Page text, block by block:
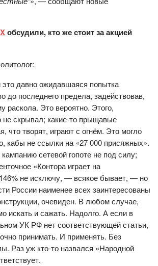
обсудили, кто же стоит за акцией
это давно ожидавшаяся попытка
до последнего предела, задействовав,
раскола. Это вероятно. Этого,
не скрывал; какие-то прыщавые
что творят, играют с огнём. Это могло
кабы не ссылки на «27 000 присяжных».
сетевой гопоте не под силу;
«Контора играет на
не исключу, — всякое бывает, — но
России наименее всех заинтересованы
очевиден. В любом случае,
искать и сажать. Надолго. А если в
УК РФ нет соответствующей статьи,
принимать. И применять. Без
Раз уж кто-то назвался «Народной